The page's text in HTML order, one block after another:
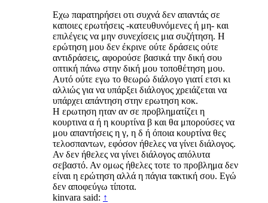
Εχω παρατηρήσει οτι συχνά δεν απαντάς σε
καποιες ερωτήσεις -κατευθυνόμενες ή μη- και
επιλέγεις να μην συνεχίσεις μια συζήτηση. Η
ερώτηση μου δεν έκρινε ούτε δράσεις ούτε
αντιδράσεις, αφορούσε βασικά την δική σου
οπτική πάνω στην δική μου τοποθέτηση μου.
Αυτό ούτε εγω το θεωρώ διάλογο γιατί ετσι κι
αλλιώς για να υπάρξει διάλογος χρειάζεται να
υπάρχει απάντηση στην ερωτηση κοκ.
Η ερωτηση ηταν αν σε προβληματίζει η
κουρτινα α ή η κουρτίνα β και θα μπορούσες να
μου απαντήσεις η γ, η δ ή όποια κουρτίνα θες
τελοσπαντων, εφόσον ήθελες να γίνει διάλογος.
Αν δεν ήθελες να γίνει διάλογος απόλυτα
σεβαστό. Αν ομως ήθελες τοτε το προβλημα δεν
είναι η ερώτηση αλλά η πάγια τακτική σου. Εγώ
δεν αποφεύγω τίποτα.
kinvara said: ↑